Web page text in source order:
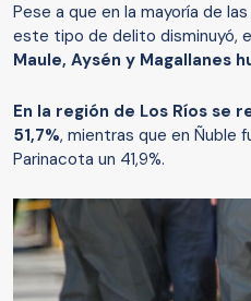
Pese a que en la mayoría de
este tipo de delito disminuyó,
Maule, Aysén y Magallanes
En la región de Los Ríos se
51,7%, mientras que en Ñuble
Parinacota un 41,9%.